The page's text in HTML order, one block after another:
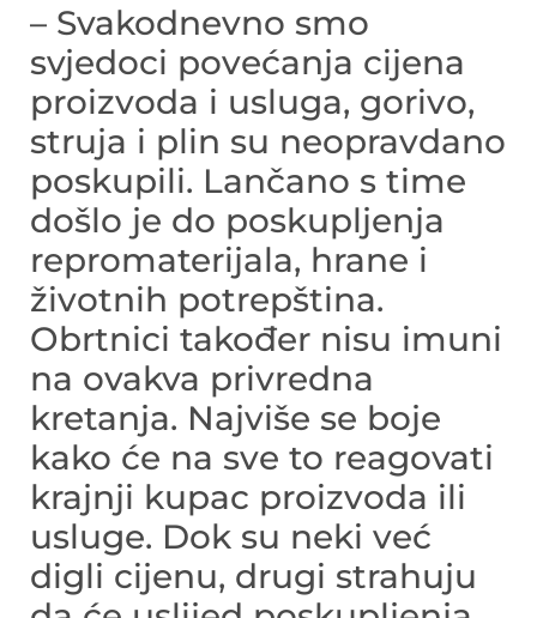
– Svakodnevno smo
svjedoci povećanja cijena
proizvoda i usluga, gorivo,
struja i plin su neopravdano
poskupili. Lančano s time
došlo je do poskupljenja
repromaterijala, hrane i
životnih potrepština.
Obrtnici također nisu imuni
na ovakva privredna
kretanja. Najviše se boje
kako će na sve to reagovati
krajnji kupac proizvoda ili
usluge. Dok su neki već
digli cijenu, drugi strahuju